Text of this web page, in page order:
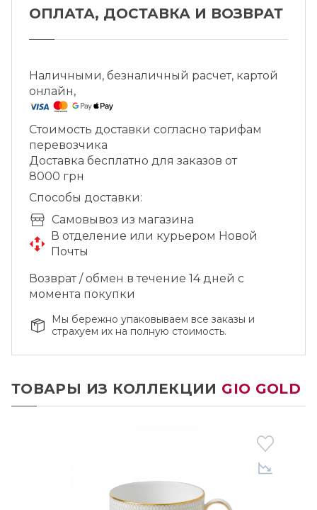
ОПЛАТА, ДОСТАВКА И ВОЗВРАТ
Наличными, безналичный расчет, картой
онлайн,
Стоимость доставки согласно тарифам
перевозчика
Доставка бесплатно для заказов от
8000 грн
Способы доставки:
Cамовывоз из магазина
В отделение или курьером Новой
Почты
Возврат / обмен в течение 14 дней с
момента покупки
Мы бережно упаковываем все заказы и
страхуем их на полную стоимость.
ТОВАРЫ ИЗ КОЛЛЕКЦИИ GIO GOLD